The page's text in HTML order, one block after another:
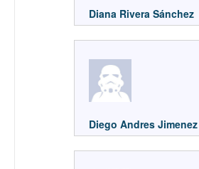
Diana Rivera Sánchez
Diego Andres Jimenez